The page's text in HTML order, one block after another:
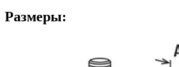
Размеры: